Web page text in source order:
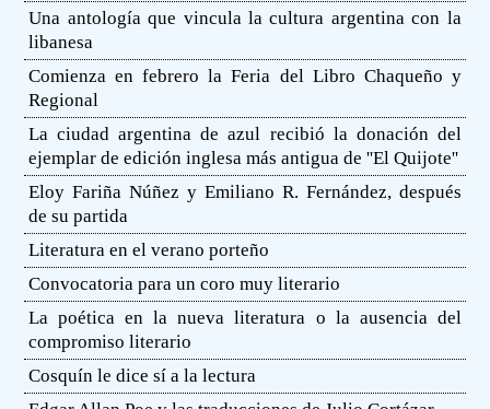
Una antología que vincula la cultura argentina con la
libanesa
Comienza en febrero la Feria del Libro Chaqueño y
Regional
La ciudad argentina de azul recibió la donación del
ejemplar de edición inglesa más antigua de ''El Quijote''
Eloy Fariña Núñez y Emiliano R. Fernández, después
de su partida
Literatura en el verano porteño
Convocatoria para un coro muy literario
La poética en la nueva literatura o la ausencia del
compromiso literario
Cosquín le dice sí a la lectura